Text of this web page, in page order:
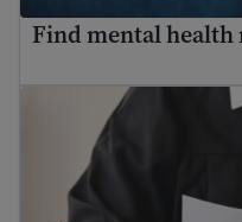
Find mental
decisions on